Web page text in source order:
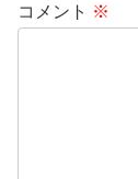
コメント ※